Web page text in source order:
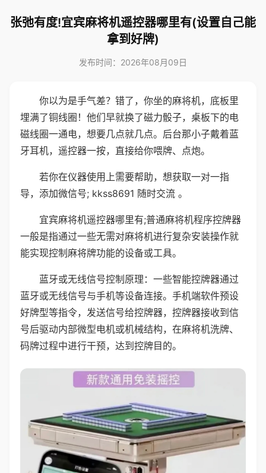
张弛有度!宜宾麻将机遥控器哪里有(设置自己能
拿到好牌)
发布时间：2026年08月09日
你以为是手气差？错了，你坐的麻将机，底板里
埋满了铜线圈！他们早就换了磁力骰子，桌板下的电
磁线圈一通电，想要几点就几点。后台那小子戴着蓝
牙耳机，遥控器一按，直接给你喂牌、点炮。
若你在仪器使用上需要帮助，想获取一对一指
导，添加微信号; kkss8691 随时交流 。
宜宾麻将机遥控器哪里有;普通麻将机程序控牌器
一般是指通过一些无需对麻将机进行复杂安装操作就
能实现控制麻将牌功能的设备或工具。
蓝牙或无线信号控制原理：一些智能控牌器通过
蓝牙或无线信号与手机等设备连接。手机端软件预设
好牌型等指令，发送信号给控牌器，控牌器接收到信
号后驱动内部微型电机或机械结构，在麻将机洗牌、
码牌过程中进行干预，达到控牌目的。